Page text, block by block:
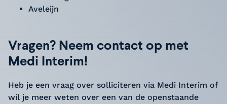
Aveleijn
Vragen? Neem contact op met
Medi Interim!
Heb je een vraag over solliciteren via Medi Interim of
wil je meer weten over een van de openstaande